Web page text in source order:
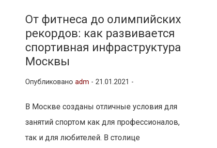
и
другие связанные со стройкой
рубрики
От фитнеса до олимпийских
рекордов: как развивается
спортивная инфраструктура
Москвы
Опубликовано adm - 21.01.2021 -
В Москве созданы отличные условия для
занятий спортом как для профессионалов,
так и для любителей. В столице